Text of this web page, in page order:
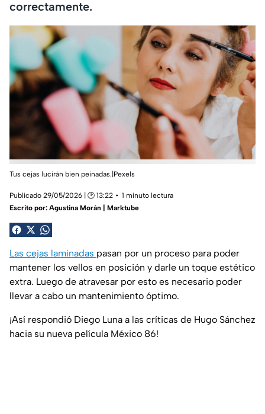
correctamente.
Tus cejas lucirán bien peinadas.|Pexels
Publicado 29/05/2026 | 🕑 13:22
1 minuto lectura
Escrito por: Agustina Morán | Marktube
Las cejas laminadas pasan por un proceso para poder
mantener los vellos en posición y darle un toque estético
extra. Luego de atravesar por esto es necesario poder
llevar a cabo un mantenimiento óptimo.
¡Así respondió Diego Luna a las críticas de Hugo Sánchez
hacia su nueva película México 86!